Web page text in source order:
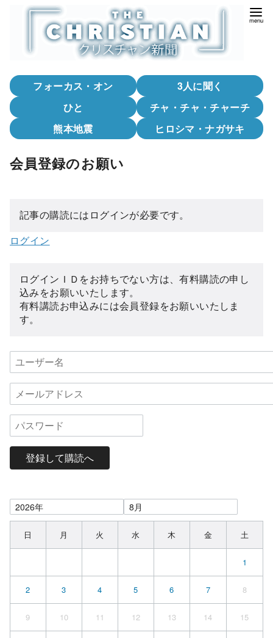
フォーカス・オン
3人に聞く
ひと
チャ・チャ・チャーチ
熊本地震
ヒロシマ・ナガサキ
会員登録のお願い
記事の購読にはログインが必要です。
ログイン
ログインＩＤをお持ちでない方は、有料購読の申し
込みをお願いいたします。
有料講読お申込みには会員登録をお願いいたしま
す。
登録して購読へ
日 月 火 水 木 金 土
1
2 3 4 5 6 7 8
9 10 11 12 13 14 15